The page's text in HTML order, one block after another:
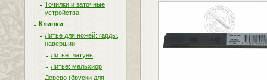
Точилки и заточные
устройства
Клинки
Литье для ножей: гарды,
навершии
Литье: латунь
Литье: мельхиор
Дерево (бруски для